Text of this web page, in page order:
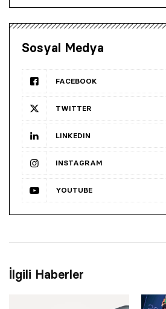
Sosyal Medya
FACEBOOK
TWITTER
LINKEDIN
INSTAGRAM
YOUTUBE
İlgili Haberler